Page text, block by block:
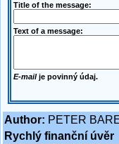
Title of the message:
Text of a message:
E-mailje povinný údaj.
Author: PETER
Rychlý finanční úvěr